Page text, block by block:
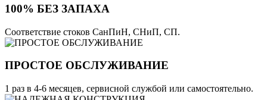
100% БЕЗ ЗАПАХА
Соответствие стоков СанПиН, СНиП, СП.
ПРОСТОЕ ОБСЛУЖИВАНИЕ
1 раз в 4-6 месяцев, сервисной службой или самостоятельно.